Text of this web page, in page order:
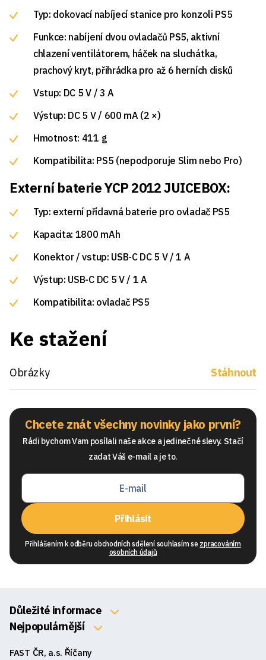
Typ: dokovací nabíjecí stanice pro konzoli PS5
Funkce: nabíjení dvou ovladačů PS5, aktivní
chlazení ventilátorem, háček na sluchátka,
prachový kryt, přihrádka pro až 6 herních disků
Vstup: DC 5 V / 3 A
Výstup: DC 5 V / 600 mA (2 ×)
Hmotnost: 411 g
Kompatibilita: PS5 (nepodporuje Slim nebo Pro)
Externí baterie YCP 2012 JUICEBOX:
Typ: externí přídavná baterie pro ovladač PS5
Kapacita: 1800 mAh
Konektor / vstup: USB-C DC 5 V / 1 A
Výstup: USB-C DC 5 V / 1 A
Kompatibilita: ovladač PS5
Ke stažení
Obrázky Stáhnout
Chcete znát všechny novinky jako první?
Rádi bychom Vam posílali naše akce a jedinečné slevy. Stačí
zadat Váš e-mail a je to.
Přihlásit
Přihlášením k odběru obchodních sdělení souhlasím se zpracováním
osobních údajů
Důležité informace
O nás
Nejpopulárnější
FAST ČR, a.s. Říčany